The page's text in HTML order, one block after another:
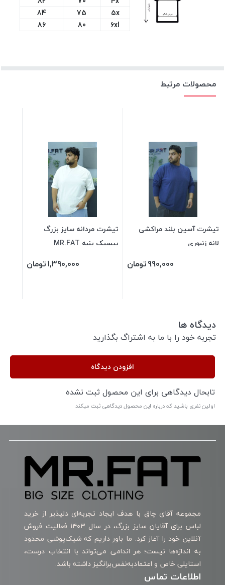
5x
75
84
6xl
80
86
محصولات مرتبط
تیشرت آسین بلند مراکشی
لانه زنبوری
990,000تومان
تیشرت مردانه سایز بزرگ
بیسیک پنبه MR.FAT
1,390,000تومان
دیدگاه ها
تجربه خود را با ما به اشتراگ بگذارید
افزودن دیدگاه
تابحال دیدگاهی برای این محصول ثبت نشده
اولین نفری باشید که درباره این محصول دیدگاهی ثبت میکند
مجموعه آقای چاق با هدف ایجاد تجربه‌ای دلپذیر از خرید
لباس برای آقایان سایز بزرگ، در سال ۱۴۰۳ فعالیت فروش
آنلاین خود را آغاز کرد. ما باور داریم که شیک‌پوشی محدود
به اندازه‌ها نیست؛ هر اندامی می‌تواند با انتخاب درست،
استایلی خاص و اعتمادبه‌نفس‌برانگیز داشته باشد.
اطلاعات تماس